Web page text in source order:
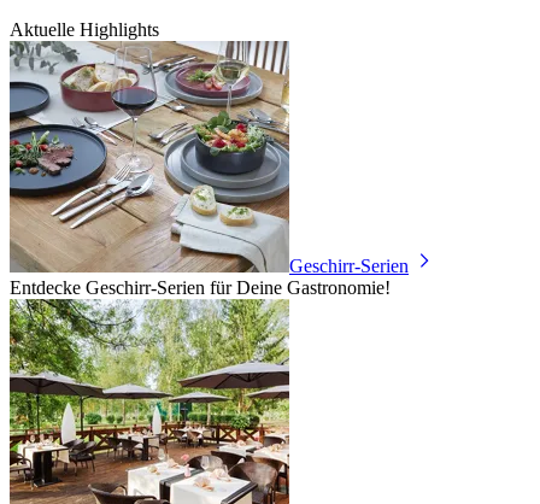
Aktuelle Highlights
Geschirr-Serien
Entdecke Geschirr-Serien für Deine Gastronomie!